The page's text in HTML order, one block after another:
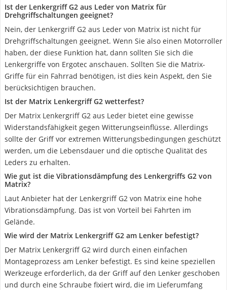
Ist der Lenkergriff G2 aus Leder von Matrix für
Drehgriffschaltungen geeignet?
Nein, der Lenkergriff G2 aus Leder von Matrix ist nicht für
Drehgriffschaltungen geeignet. Wenn Sie also einen Motorroller
haben, der diese Funktion hat, dann sollten Sie sich die
Lenkergriffe von Ergotec anschauen. Sollten Sie die Matrix-
Griffe für ein Fahrrad benötigen, ist dies kein Aspekt, den Sie
berücksichtigen brauchen.
Ist der Matrix Lenkergriff G2 wetterfest?
Der Matrix Lenkergriff G2 aus Leder bietet eine gewisse
Widerstandsfähigkeit gegen Witterungseinflüsse. Allerdings
sollte der Griff vor extremen Witterungsbedingungen geschützt
werden, um die Lebensdauer und die optische Qualität des
Leders zu erhalten.
Wie gut ist die Vibrationsdämpfung des Lenkergriffs G2 von
Matrix?
Laut Anbieter hat der Lenkergriff G2 von Matrix eine hohe
Vibrationsdämpfung. Das ist von Vorteil bei Fahrten im
Gelände.
Wie wird der Matrix Lenkergriff G2 am Lenker befestigt?
Der Matrix Lenkergriff G2 wird durch einen einfachen
Montageprozess am Lenker befestigt. Es sind keine speziellen
Werkzeuge erforderlich, da der Griff auf den Lenker geschoben
und durch eine Schraube fixiert wird, die im Lieferumfang